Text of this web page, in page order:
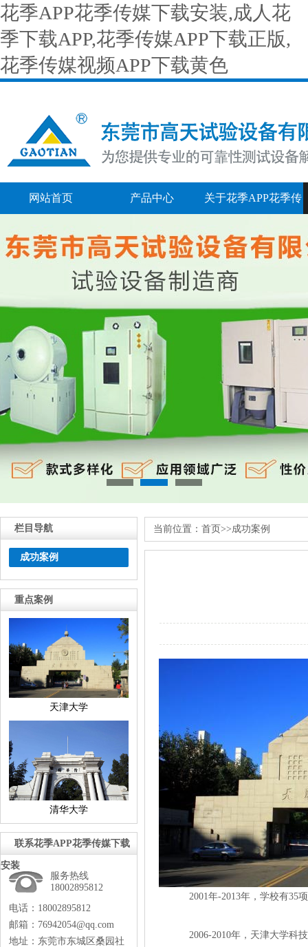
花季APP花季传媒下载安装,成人花
季下载APP,花季传媒APP下载正版,
花季传媒视频APP下载黄色
网站首页 产品中心 关于花季APP花季传
栏目导航
成功案例
重点案例
天津大学
清华大学
联系花季APP花季传媒下载
安装
服务热线
18002895812
电话：18002895812
邮箱：76942054@qq.com
地址：东莞市东城区桑园社
当前位置： 首页>>成功案例
2001年-2013年，学校有35项
2006-2010年，天津大学科技总